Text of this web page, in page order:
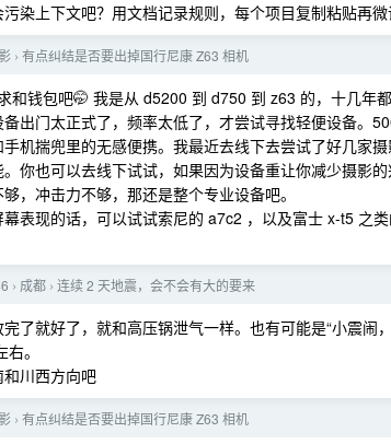
染上下文吧？用文档记录规则，每个项目复制粘贴再微
› 有点纠结是否要出掉国行尼康 Z63 相机
和钱包吧🤭 我是从 d5200 到 d750 到 z63 的，十几年
出门太正式了，频率太低了，才尝试寻找轻便设备。
机揣兜里的无感便携。我最近去线下去尝试了好几家
。你也可以去线下试试，如果因为设备重让你减少摄影
，冲击力不够，那还是整个专业设备吧。
表现的话，可以试试索尼的 a7c2 ，以及富士 x-t5 之
› 成都 › 连续 2 天地震，会不会有大的要来
了就好了，就和高压锅泄气一样。也有可能是“小震闹
。
川西方向吧
› 有点纠结是否要出掉国行尼康 Z63 相机